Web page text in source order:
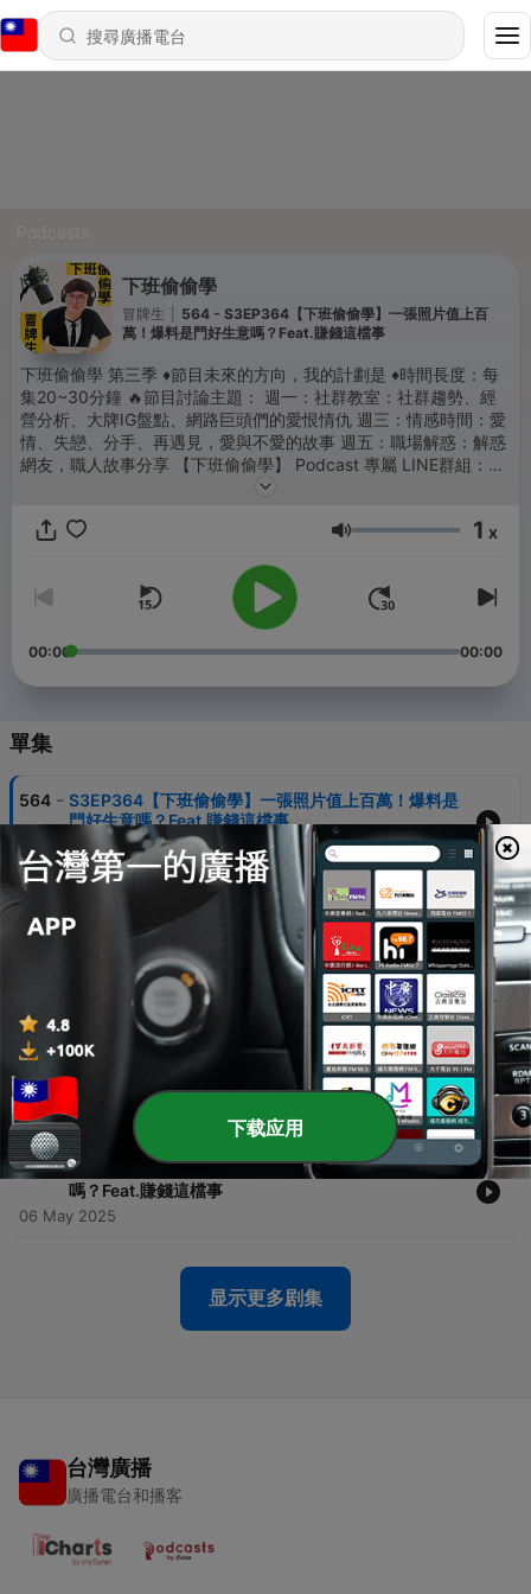
下班偷偷學
冒牌生
564 - S3EP364【下班偷偷學】一張照片值上百
萬！爆料是門好生意嗎？Feat.賺錢這檔事
下班偷偷學 第三季 ♦️節目未來的方向，我的計劃是 ♦️時間長度：每
集20~30分鐘 🔥節目討論主題： 週一：社群教室：社群趨勢、經
營分析、大牌IG盤點、網路巨頭們的愛恨情仇 週三：情感時間：愛
情、失戀、分手、再遇見，愛與不愛的故事 週五：職場解惑：解惑
網友，職人故事分享 【下班偷偷學】 Podcast 專屬 LINE群組：
https://bit.ly/3DFb28i 密碼：mps520 歡迎各位到LINE群組裡和
IG：www.inmywordz.com/inmywordz 其他社群平台： FB：
https://www.tiktok.com/@inmywordz 小紅書：
https://reurl.cc/Nynyxq - 👨🏻‍💻IG課程 / 社群諮詢 / 演講 / 團購
各式合作 請來信 inmywordz2011@gmail.com #冒牌生 #下班偷偷
學 -- Hosting provided bySoundOn
音量 1 x
00:00 00:00
單集
564 - S3EP364【下班偷偷學】一張照片值上百萬！爆料是
門好生意嗎？Feat.賺錢這檔事
25 May 2025
563
S3EP363【下班偷偷學】自由工作者根本沒你想的自
由！Feat.賺錢這檔事
18 May 2025
S3EP362【下班偷偷學】幾天就噴掉幾萬！遊戲如何
讓你課金？Feat.賺錢這檔事
11 May 2025
561 - S3EP361【下班偷偷學】幾天就噴掉幾萬！遊戲如何
讓你課金？Feat.賺錢這檔事
08 May 2025
560 - S3EP360【下班偷偷學】開直播賺上百萬？你想學
嗎？Feat.賺錢這檔事
06 May 2025
显示更多剧集
台灣廣播
廣播電台和播客
下载应用